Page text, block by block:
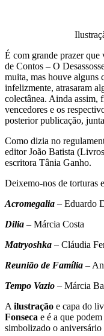
É com grande prazer que
de Contos – O
muita, mas houve alguns
infelizmente, atrasaram
colectânea. Ainda assim,
vencedores e os
posterior publicação,
Como dizia no
editor João Batista
escritora Tânia Ganho.
Deixemo-nos de torturas
Acromegalia – Eduardo
Dilia – Márcia Costa
Matryoshka – Cláudia
Reunião de Família –
Tempo Vazio – Márcia
A ilustração e capa do
Fonseca e é a que
simbolizado o